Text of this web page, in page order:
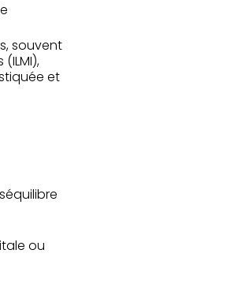
souvent
et
ou